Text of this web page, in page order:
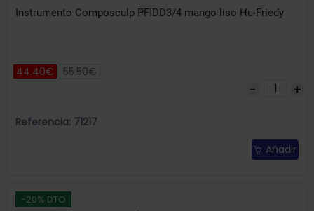
Instrumento Composculp PFIDD3/4 mango liso Hu-Friedy
44.40€ 55.50€
Referencia: 71217
Añadir
-20% DTO